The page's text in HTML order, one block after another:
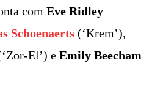
com Eve Ridley
Schoenaerts (‘Krem’),
El’) e Emily Beecham